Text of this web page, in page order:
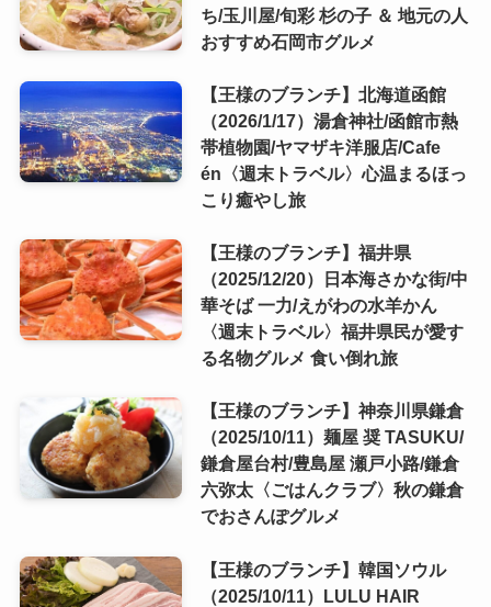
ち/玉川屋/旬彩 杉の子 ＆ 地元の人
おすすめ石岡市グルメ
【王様のブランチ】北海道函館
（2026/1/17）湯倉神社/函館市熱
帯植物園/ヤマザキ洋服店/Cafe
én〈週末トラベル〉心温まるほっ
こり癒やし旅
【王様のブランチ】福井県
（2025/12/20）日本海さかな街/中
華そば 一力/えがわの水羊かん
〈週末トラベル〉福井県民が愛す
る名物グルメ 食い倒れ旅
【王様のブランチ】神奈川県鎌倉
（2025/10/11）麺屋 奨 TASUKU/
鎌倉屋台村/豊島屋 瀬戸小路/鎌倉
六弥太〈ごはんクラブ〉秋の鎌倉
でおさんぽグルメ
【王様のブランチ】韓国ソウル
（2025/10/11）LULU HAIR